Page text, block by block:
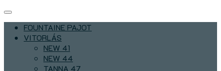
FOUNTAINE PAJOT
VITORLÁS
NEW 41
NEW 44
TANNA 47